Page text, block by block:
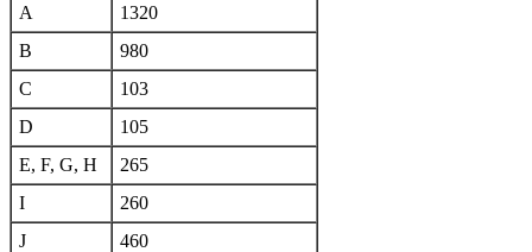
A
1320
B
980
C
103
D
105
E, F, G, H
265
I
260
J
460